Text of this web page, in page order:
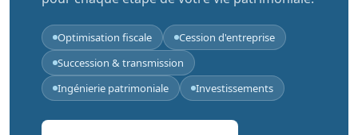
Optimisation fiscale
Cession d'entreprise
Succession & transmission
Ingénierie patrimoniale
Investissements